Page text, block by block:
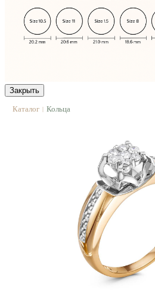
Закрыть
Каталог | Кольца